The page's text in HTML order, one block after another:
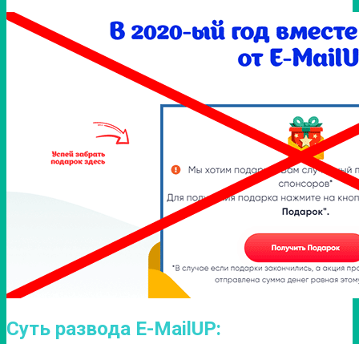
Суть развода E-MailUP: